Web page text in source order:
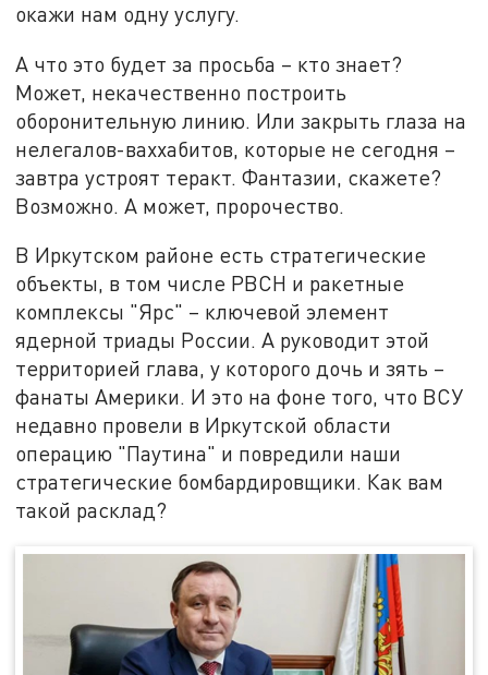
окажи нам одну услугу.
А что это будет за просьба – кто знает?
Может, некачественно построить
оборонительную линию. Или закрыть глаза на
нелегалов-ваххабитов, которые не сегодня –
завтра устроят теракт. Фантазии, скажете?
Возможно. А может, пророчество.
В Иркутском районе есть стратегические
объекты, в том числе РВСН и ракетные
комплексы "Ярс" – ключевой элемент
ядерной триады России. А руководит этой
территорией глава, у которого дочь и зять –
фанаты Америки. И это на фоне того, что ВСУ
недавно провели в Иркутской области
операцию "Паутина" и повредили наши
стратегические бомбардировщики. Как вам
такой расклад?